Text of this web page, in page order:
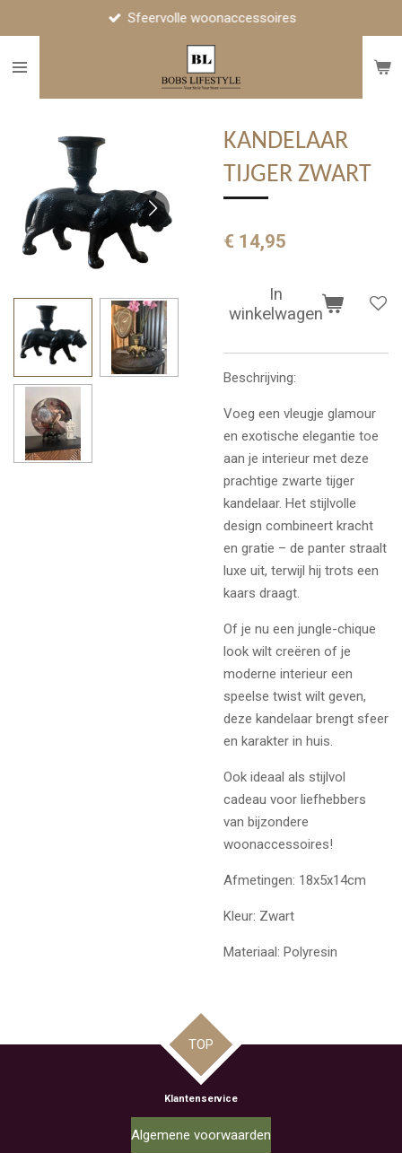
naar
Sfeervolle woonaccessoires
KANDELAAR
TIJGER ZWART
€ 14,95
In
winkelwagen
Beschrijving:
Voeg een vleugje glamour
en exotische elegantie toe
aan je interieur met deze
prachtige zwarte tijger
kandelaar. Het stijlvolle
design combineert kracht
en gratie – de panter straalt
luxe uit, terwijl hij trots een
kaars draagt.
Of je nu een jungle-chique
look wilt creëren of je
moderne interieur een
speelse twist wilt geven,
deze kandelaar brengt sfeer
en karakter in huis.
Ook ideaal als stijlvol
cadeau voor liefhebbers
van bijzondere
woonaccessoires!
Afmetingen: 18x5x14cm
Kleur: Zwart
Materiaal: Polyresin
TOP
Klantenservice
Algemene voorwaarden